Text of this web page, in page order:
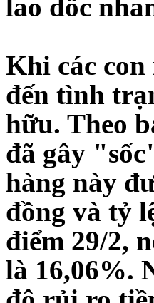
lao dốc
Khi các
đến tình
hữu. Theo
đã gây
hàng này
đồng và tỷ
điểm 29/2,
là 16,06%.